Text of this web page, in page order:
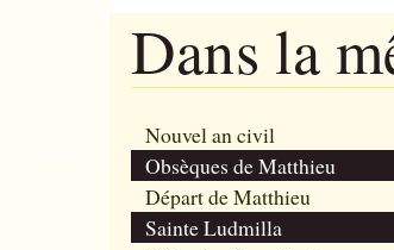
Dans la
Nouvel an civil
Obsèques de Matthieu
Départ de Matthieu
Sainte Ludmilla